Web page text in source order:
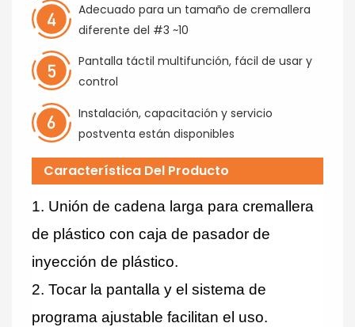
Adecuado para un tamaño de cremallera
diferente del #3 ~10
Pantalla táctil multifunción, fácil de usar y
control
Instalación, capacitación y servicio
postventa están disponibles
Característica Del Producto
1. Unión de cadena larga para cremallera
de plástico con caja de pasador de
inyección de plástico.
2. Tocar la pantalla y el sistema de
programa ajustable facilitan el uso.